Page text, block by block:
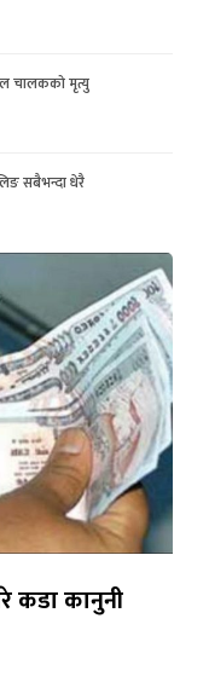
चालकको मृत्यु
सबैभन्दा धेरै
कडा कानुनी